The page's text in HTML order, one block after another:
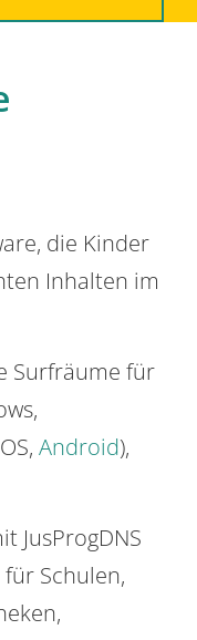
die Kinder
Inhalten im
Surfräume für
Android),
JusProgDNS
Schulen,